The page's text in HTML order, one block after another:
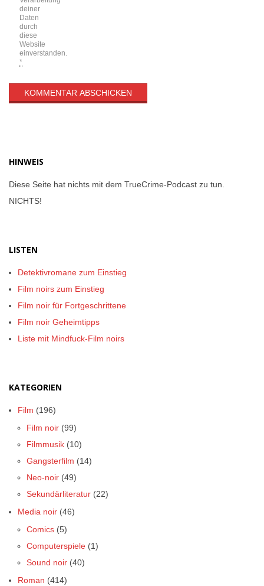
deiner
Daten
durch
diese
Website
einverstanden.
*
HINWEIS
Diese Seite hat nichts mit dem TrueCrime-Podcast zu tun.
NICHTS!
LISTEN
Detektivromane zum Einstieg
Film noirs zum Einstieg
Film noir für Fortgeschrittene
Film noir Geheimtipps
Liste mit Mindfuck-Film noirs
KATEGORIEN
Film (196)
Film noir (99)
Filmmusik (10)
Gangsterfilm (14)
Neo-noir (49)
Sekundärliteratur (22)
Media noir (46)
Comics (5)
Computerspiele (1)
Sound noir (40)
Roman (414)